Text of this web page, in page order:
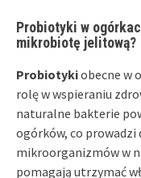
Probiotyki w
mikrobiotę jelitową?
Probiotykiobecne w
rolę w wspieraniu
naturalne bakterie
ogórków, co
mikroorganizmów w
pomagają utrzymać